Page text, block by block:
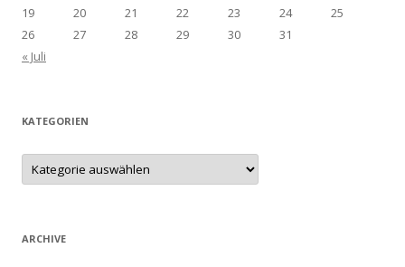
19
20 21 22 23 24
25
26
27 28 29 30
31
« Juli
KATEGORIEN
Kategorien
ARCHIVE